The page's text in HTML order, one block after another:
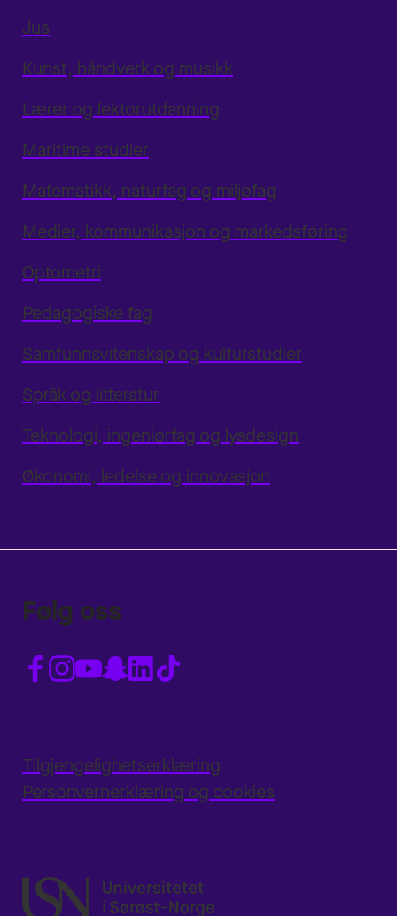
Jus
Kunst, håndverk og musikk
Lærer og lektorutdanning
Maritime studier
Matematikk, naturfag og miljøfag
Medier, kommunikasjon og markedsføring
Optometri
Pedagogiske fag
Samfunnsvitenskap og kulturstudier
Språk og litteratur
Teknologi, ingeniørfag og lysdesign
Økonomi, ledelse og innovasjon
Følg oss
Tilgjengelighetserklæring
Personvernerklæring og cookies